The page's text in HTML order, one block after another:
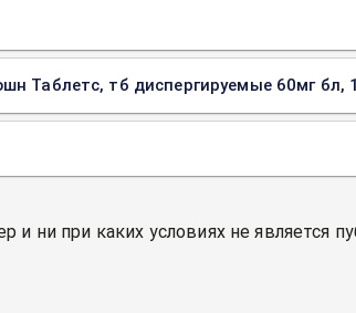
Таблетс, тб диспергируемые 60мг бл,
ни при каких условиях не является